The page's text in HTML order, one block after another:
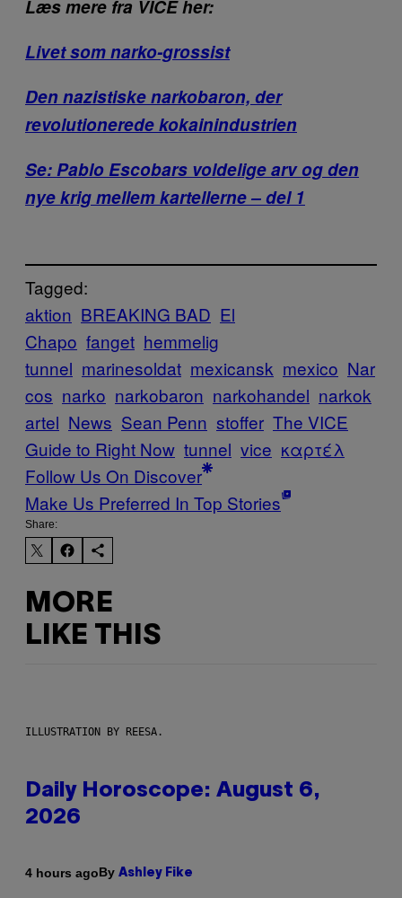
Læs mere fra VICE her:
Livet som narko-grossist
Den nazistiske narkobaron, der
revolutionerede kokainindustrien
Se: Pablo Escobars voldelige arv og den
nye krig mellem kartellerne – del 1
Tagged:
aktion BREAKING BAD El
Chapo fanget hemmelig
tunnel marinesoldat mexicansk mexico Nar
cos narko narkobaron narkohandel narkok
artel News Sean Penn stoffer The VICE
Guide to Right Now tunnel vice καρτέλ
Follow Us On Discover
Make Us Preferred In Top Stories
Share:
MORE
LIKE THIS
ILLUSTRATION BY REESA.
Daily Horoscope: August 6,
2026
4 hours agoBy Ashley Fike